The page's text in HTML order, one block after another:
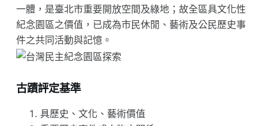
一體，是臺北市重要開放空間及綠地；故全區具文化性
紀念園區之價值，已成為市民休閒、藝術及公民歷史事
件之共同活動與記憶。
古蹟評定基準
具歷史、文化、藝術價值